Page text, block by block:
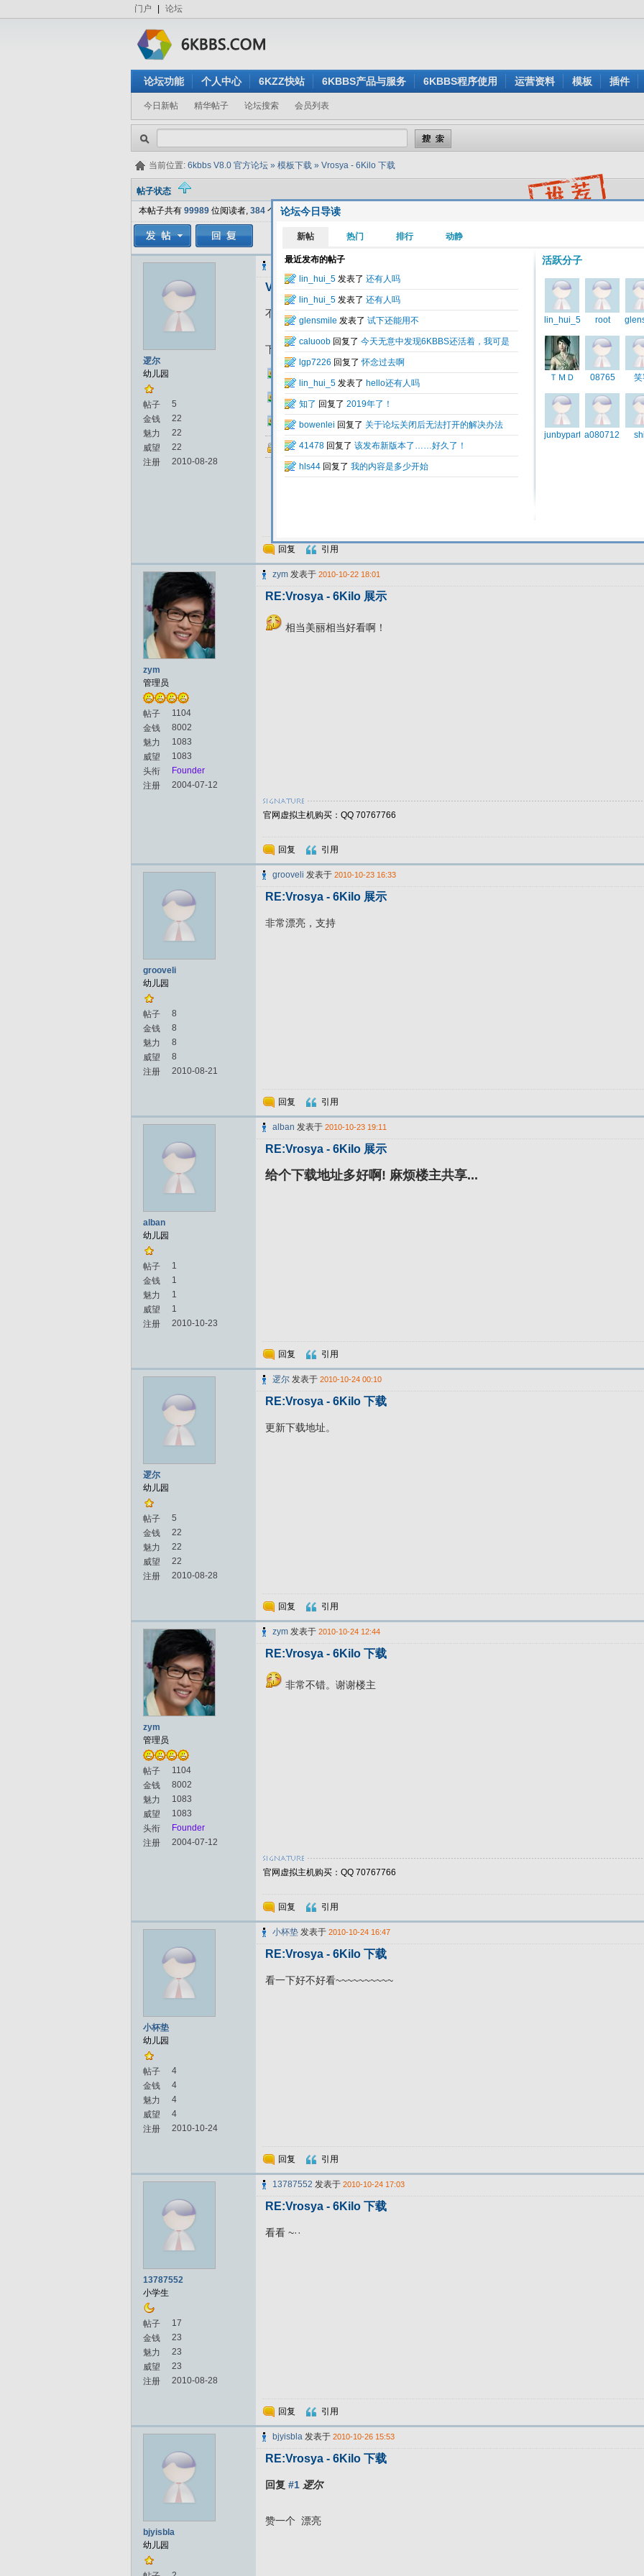
门户 论坛
论坛功能 个人中心 6KZZ快站 6KBBS产品与服务 6KBBS程序使用 运营资料 模板 插件
今日新帖 精华帖子 论坛搜索 会员列表
论坛今日导读
当前位置: 6kbbs V8.0 官方论坛 » 模板下载 » Vrosya - 6Kilo 下载
帖子状态
本帖子共有 99989 位阅读者, 384 个回复.
逻尔
幼儿园
帖子
5
金钱
22
魅力
22
威望
22
注册
2010-08-28
逻尔发表于2010-10-21 15:22
Vrosya - 6Kilo 下载
不知道算不算是6K 8.0的第一个非官方风格。
下载在图片的下面，有问题跟帖
01.jpg
02.jpg
03.jpg
本帖的隐藏内容需要回复才可浏览
回复 引用
zym
管理员
帖子
1104
金钱
8002
魅力
1083
威望
1083
头衔
Founder
注册
2004-07-12
zym 发表于 2010-10-22 18:01
RE:Vrosya - 6Kilo 展示
相当美丽相当好看啊！
官网虚拟主机购买：QQ 70767766
回复 引用
grooveli
幼儿园
帖子
8
金钱
8
魅力
8
威望
8
注册
2010-08-21
grooveli 发表于 2010-10-23 16:33
RE:Vrosya - 6Kilo 展示
非常漂亮，支持
回复 引用
alban
幼儿园
帖子
1
金钱
1
魅力
1
威望
1
注册
2010-10-23
alban 发表于 2010-10-23 19:11
RE:Vrosya - 6Kilo 展示
给个下载地址多好啊! 麻烦楼主共享...
回复 引用
逻尔
幼儿园
帖子
5
金钱
22
魅力
22
威望
22
注册
2010-08-28
逻尔 发表于 2010-10-24 00:10
RE:Vrosya - 6Kilo 下载
更新下载地址。
回复 引用
zym
管理员
帖子
1104
金钱
8002
魅力
1083
威望
1083
头衔
Founder
注册
2004-07-12
zym 发表于 2010-10-24 12:44
RE:Vrosya - 6Kilo 下载
非常不错。谢谢楼主
官网虚拟主机购买：QQ 70767766
回复 引用
小杯垫
幼儿园
帖子
4
金钱
4
魅力
4
威望
4
注册
2010-10-24
小杯垫 发表于 2010-10-24 16:47
RE:Vrosya - 6Kilo 下载
看一下好不好看~~~~~~~~~~
回复 引用
13787552
小学生
帖子
17
金钱
23
魅力
23
威望
23
注册
2010-08-28
13787552 发表于 2010-10-24 17:03
RE:Vrosya - 6Kilo 下载
看看 ~··
回复 引用
bjyisbla
幼儿园
bjyisbla 发表于 2010-10-26 15:53
RE:Vrosya - 6Kilo 下载
回复 #1 逻尔
赞一个 漂亮